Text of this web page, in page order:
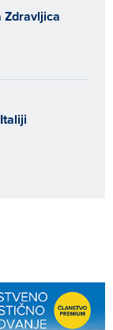
Zdravljica